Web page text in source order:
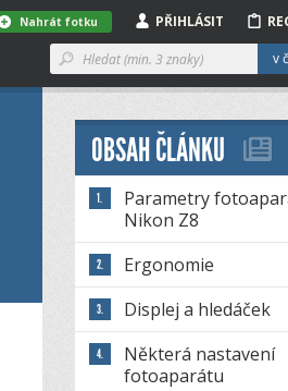
v
PŘIHLÁSIT
Nahrát fotku
OBSAH ČLÁNKU
Parametry
Nikon Z8
Ergonomie
Displej a hledáček
Některá nastavení
fotoaparátu